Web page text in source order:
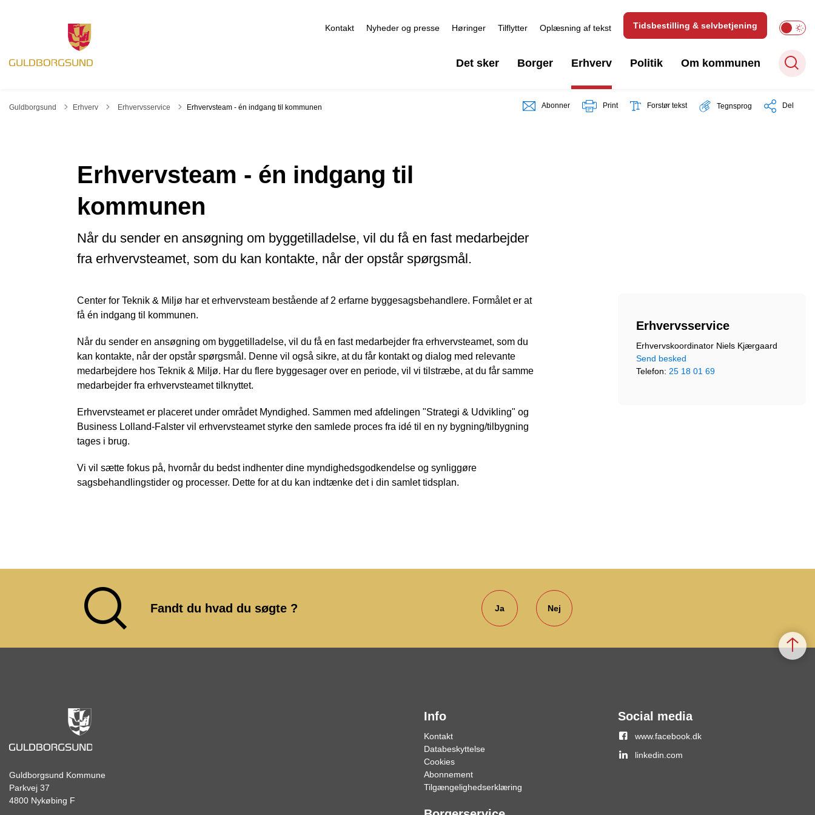
Kontakt Nyheder og presse Høringer Tilflytter Oplæsning af tekst Tidsbestilling & selvbetjening
Det sker Borger Erhverv Politik Om kommunen
Guldborgsund Erhverv Tilbage til
Erhvervsservice Erhvervsteam - én indgang til kommunen Abonner Print Forstør tekst Tegnsprog Del
Erhvervsteam - én indgang til
kommunen
Når du sender en ansøgning om byggetilladelse, vil du få en fast medarbejder
fra erhvervsteamet, som du kan kontakte, når der opstår spørgsmål.
Center for Teknik & Miljø har et erhvervsteam bestående af 2 erfarne byggesagsbehandlere. Formålet er at
få én indgang til kommunen.
Når du sender en ansøgning om byggetilladelse, vil du få en fast medarbejder fra erhvervsteamet, som du
kan kontakte, når der opstår spørgsmål. Denne vil også sikre, at du får kontakt og dialog med relevante
medarbejdere hos Teknik & Miljø. Har du flere byggesager over en periode, vil vi tilstræbe, at du får samme
medarbejder fra erhvervsteamet tilknyttet.
Erhvervsteamet er placeret under området Myndighed. Sammen med afdelingen "Strategi & Udvikling" og
Business Lolland-Falster vil erhvervsteamet styrke den samlede proces fra idé til en ny bygning/tilbygning
tages i brug.
Vi vil sætte fokus på, hvornår du bedst indhenter dine myndighedsgodkendelse og synliggøre
sagsbehandlingstider og processer. Dette for at du kan indtænke det i din samlet tidsplan.
Erhvervsservice
Erhvervskoordinator Niels Kjærgaard
Send besked
Telefon: 25 18 01 69
Fandt du hvad du søgte ? Ja Nej
Guldborgsund Kommune
Parkvej 37
4800 Nykøbing F
Info
Kontakt
Databeskyttelse
Cookies
Abonnement
Tilgængelighedserklæring
Social media
www.facebook.dk
linkedin.com